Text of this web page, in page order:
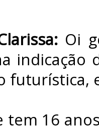
Oi
indicação
futurística,
tem 16